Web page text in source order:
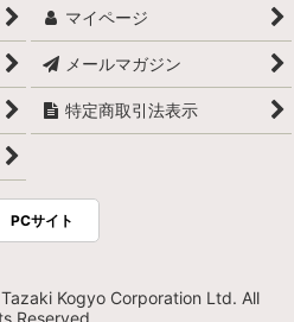
マイページ
メールマガジン
特定商取引法表示
PCサイト
Kogyo Corporation Ltd. All